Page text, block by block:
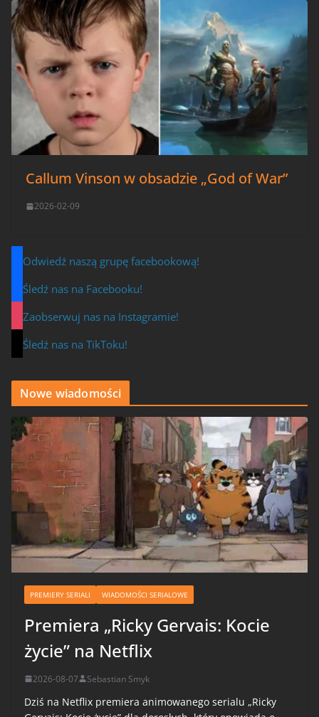
Callum Vinson w obsadzie „God of War”
2026-02-09
Odwiedź naszą grupę facebookową!
Śledź nas na Facebooku!
Zaobserwuj nas na Instagramie!
Śledź nas na TikToku!
Nowe wiadomości
PREMIERY SERIALI WIADOMOŚCI SERIALOWE
Premiera „Ricky Gervais: Kocie
życie” na Netflix
2026-08-07 Sebastian Smyk
Dziś na Netflix premiera animowanego serialu „Ricky